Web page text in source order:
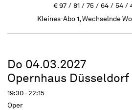
€97 81 75 64 54
Kleines-Abo 1, Wechselnde
Do 04.03.2027
Opernhaus Düsseldorf
19:30 - 22:15
Oper